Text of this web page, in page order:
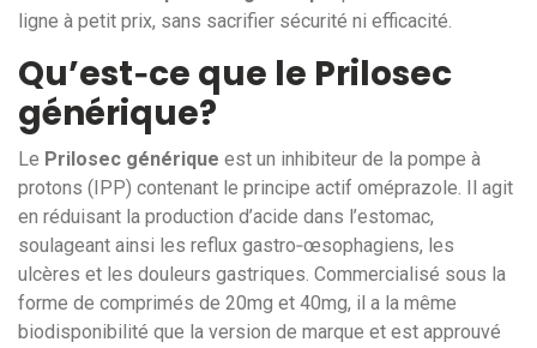
ligne à petit prix, sans sacrifier sécurité ni efficacité.
Qu’est‑ce que le Prilosec
générique?
Le Prilosec générique est un inhibiteur de la pompe à
protons (IPP) contenant le principe actif oméprazole. Il agit
en réduisant la production d’acide dans l’estomac,
soulageant ainsi les reflux gastro‑œsophagiens, les
ulcères et les douleurs gastriques. Commercialisé sous la
forme de comprimés de 20mg et 40mg, il a la même
biodisponibilité que la version de marque et est approuvé